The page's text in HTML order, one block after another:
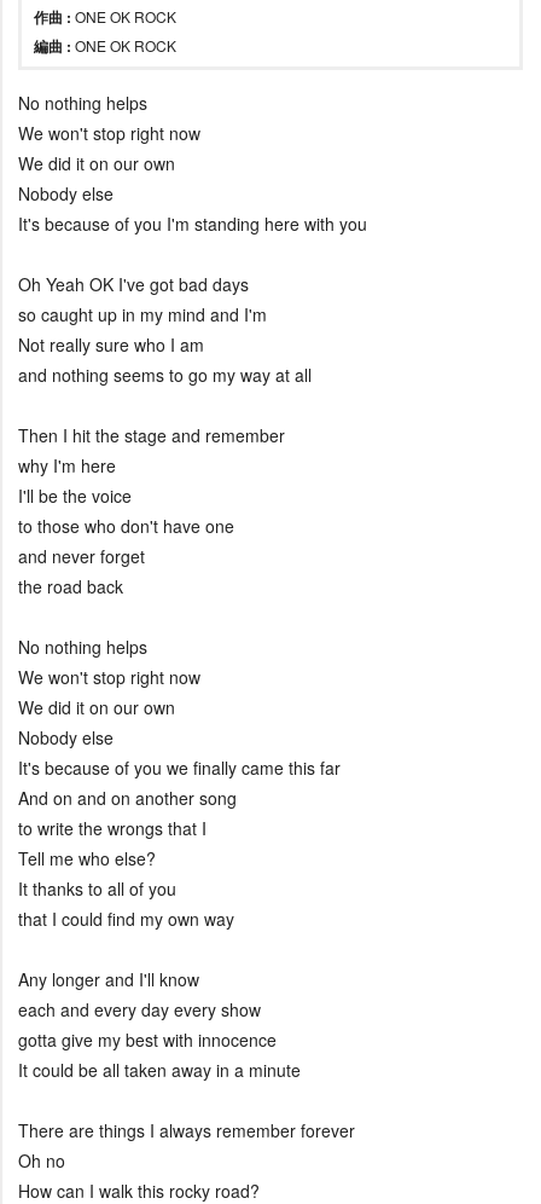
作曲 : ONE OK ROCK
編曲 : ONE OK ROCK
No nothing helps
We won't stop right now
We did it on our own
Nobody else
It's because of you I'm standing here with you
Oh Yeah OK I've got bad days
so caught up in my mind and I'm
Not really sure who I am
and nothing seems to go my way at all
Then I hit the stage and remember
why I'm here
I'll be the voice
to those who don't have one
and never forget
the road back
No nothing helps
We won't stop right now
We did it on our own
Nobody else
It's because of you we finally came this far
And on and on another song
to write the wrongs that I
Tell me who else?
It thanks to all of you
that I could find my own way
Any longer and I'll know
each and every day every show
gotta give my best with innocence
It could be all taken away in a minute
There are things I always remember forever
Oh no
How can I walk this rocky road?